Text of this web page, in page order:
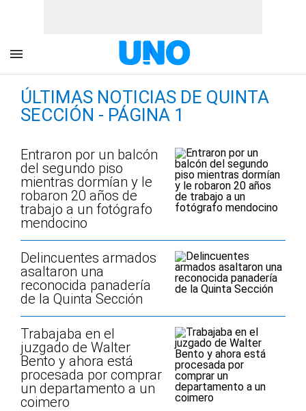
ÚLTIMAS NOTICIAS DE QUINTA
SECCIÓN - PÁGINA 1
Entraron por un balcón
del segundo piso
mientras dormían y le
robaron 20 años de
trabajo a un fotógrafo
mendocino
Delincuentes armados
asaltaron una
reconocida panadería
de la Quinta Sección
Trabajaba en el
juzgado de Walter
Bento y ahora está
procesada por comprar
un departamento a un
coimero